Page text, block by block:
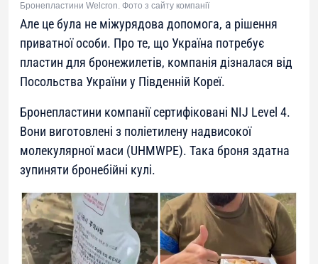
Бронепластини Welcron. Фото з сайту компанії
Але це була не міжурядова допомога, а рішення
приватної особи. Про те, що Україна потребує
пластин для бронежилетів, компанія дізналася від
Посольства України у Південній Кореї.
Бронепластини компанії сертифіковані NIJ Level 4.
Вони виготовлені з поліетилену надвисокої
молекулярної маси (UHMWPE). Така броня здатна
зупиняти бронебійні кулі.